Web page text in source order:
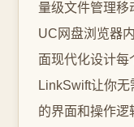
量级文件管理移
UC网盘浏览器
面现代化设计每
LinkSwift让你
的界面和操作逻